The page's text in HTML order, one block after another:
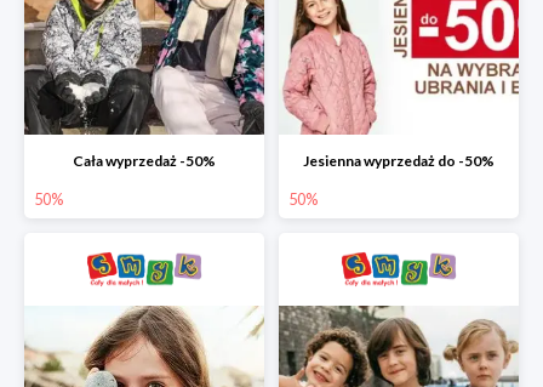
Cała wyprzedaż -50%
50%
Jesienna wyprzedaż do -50%
50%